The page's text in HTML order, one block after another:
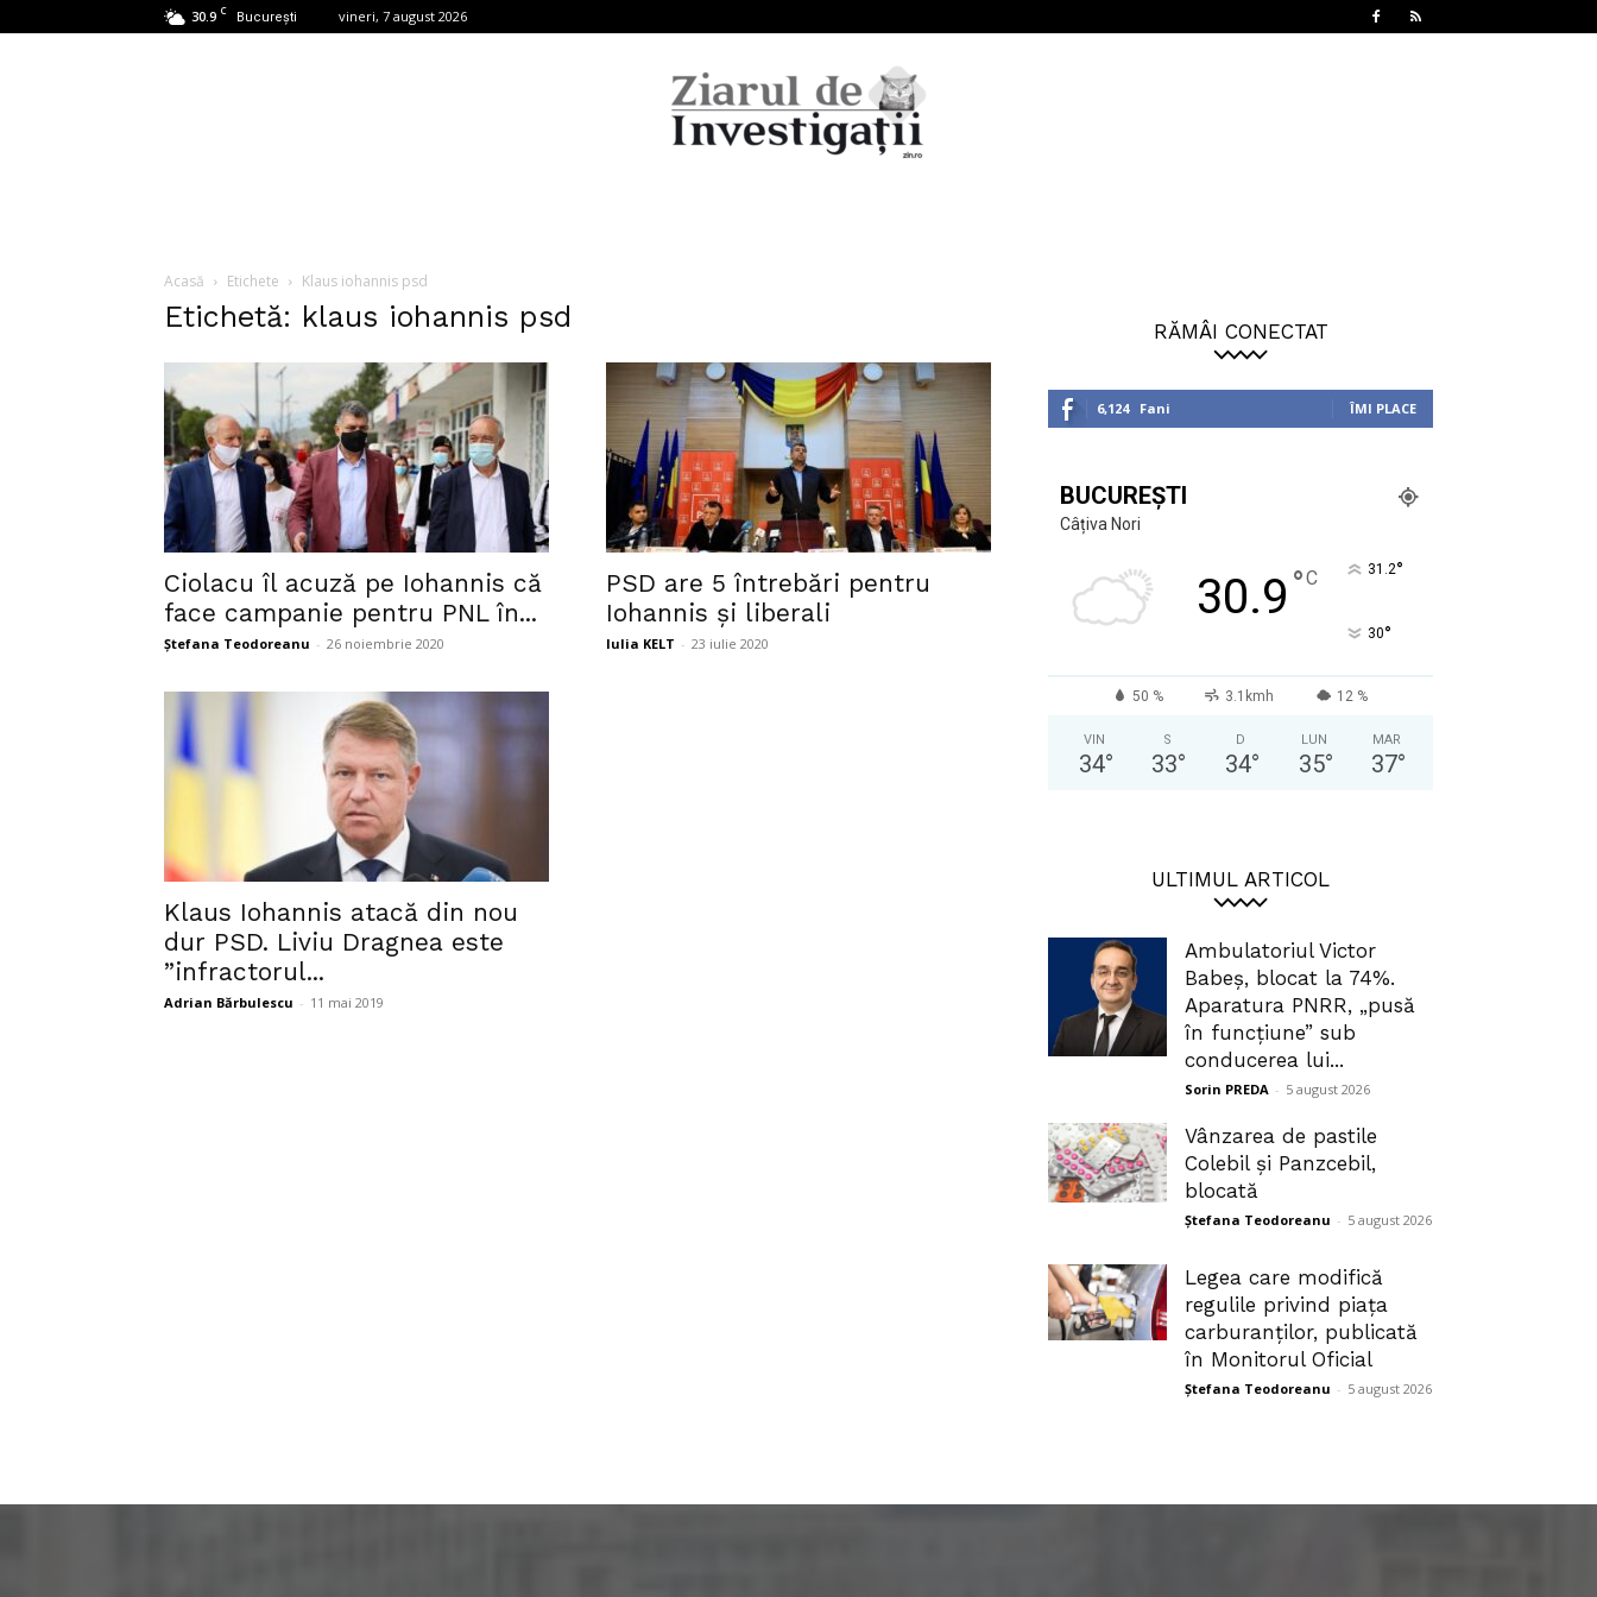
30.9 C București vineri, 7 august 2026
de
Investigații
Acasă Etichete Klaus iohannis psd
Etichetă: klaus iohannis psd
Ciolacu îl acuză pe Iohannis că
face campanie pentru PNL în...
Ștefana Teodoreanu - 26 noiembrie 2020
PSD are 5 întrebări pentru
Iohannis și liberali
Iulia KELT - 23 iulie 2020
Klaus Iohannis atacă din nou
dur PSD. Liviu Dragnea este
”infractorul...
Adrian Bărbulescu - 11 mai 2019
RĂMÂI CONECTAT
6,124 Fani ÎMI PLACE
BUCUREȘTI
Câțiva Nori
30.9 °C 31.2°
30°
50 % 3.1kmh 12 %
VIN
34°
S
33°
D
34°
LUN
35°
MAR
37°
ULTIMUL ARTICOL
Ambulatoriul Victor
Babeș, blocat la 74%.
Aparatura PNRR, „pusă
în funcțiune” sub
conducerea lui...
Sorin PREDA - 5 august 2026
Vânzarea de pastile
Colebil și Panzcebil,
blocată
Ștefana Teodoreanu - 5 august 2026
Legea care modifică
regulile privind piața
carburanților, publicată
în Monitorul Oficial
Ștefana Teodoreanu - 5 august 2026